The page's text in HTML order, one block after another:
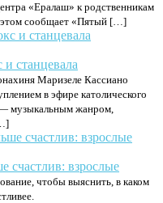
«Ералаш» к родственникам
этом сообщает «Пятый […]
станцевала
Маризеле Кассиано
в эфире католического
— музыкальным жанром,
счастлив: взрослые
чтобы выяснить, в каком